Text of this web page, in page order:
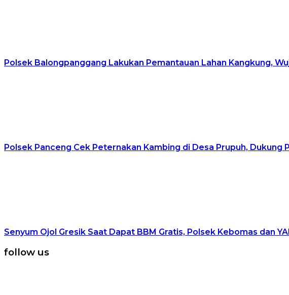
Polsek Balongpanggang Lakukan Pemantauan Lahan Kangkung,
Polsek Panceng Cek Peternakan Kambing di Desa Prupuh, Dukung
Senyum Ojol Gresik Saat Dapat BBM Gratis, Polsek Kebomas dan
follow us